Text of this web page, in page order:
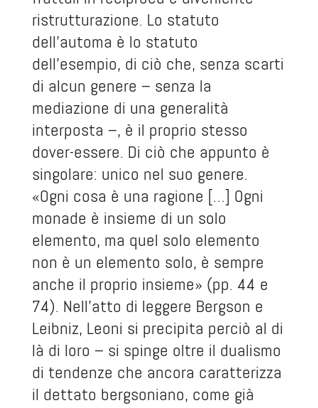
ristrutturazione. Lo statuto
dell’automa è lo statuto
dell’esempio, di ciò che, senza scarti
di alcun genere – senza la
mediazione di una generalità
interposta –, è il proprio stesso
dover-essere. Di ciò che appunto è
singolare: unico nel suo genere.
«Ogni cosa è una ragione […] Ogni
monade è insieme di un solo
elemento, ma quel solo elemento
non è un elemento solo, è sempre
anche il proprio insieme» (pp. 44 e
74). Nell’atto di leggere Bergson e
Leibniz, Leoni si precipita perciò al di
là di loro – si spinge oltre il dualismo
di tendenze che ancora caratterizza
il dettato bergsoniano, come già